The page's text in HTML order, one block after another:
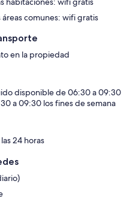
comunes: wifi gratis
en la propiedad
disponible de 06:30 a 09:30
a 09:30 los fines de semana
24 horas